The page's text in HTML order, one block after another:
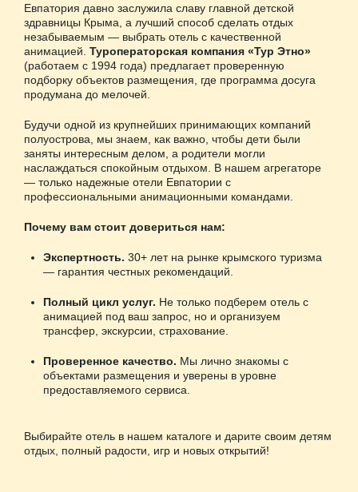
Евпатория давно заслужила славу главной детской
здравницы Крыма, а лучший способ сделать отдых
незабываемым — выбрать отель с качественной
анимацией. Туроператорская компания «Тур Этно»
(работаем с 1994 года) предлагает проверенную
подборку объектов размещения, где программа досуга
продумана до мелочей.
Будучи одной из крупнейших принимающих компаний
полуострова, мы знаем, как важно, чтобы дети были
заняты интересным делом, а родители могли
наслаждаться спокойным отдыхом. В нашем агрегаторе
— только надежные отели Евпатории с
профессиональными анимационными командами.
Почему вам стоит довериться нам:
Экспертность. 30+ лет на рынке крымского туризма
— гарантия честных рекомендаций.
Полный цикл услуг. Не только подберем отель с
анимацией под ваш запрос, но и организуем
трансфер, экскурсии, страхование.
Проверенное качество. Мы лично знакомы с
объектами размещения и уверены в уровне
предоставляемого сервиса.
Выбирайте отель в нашем каталоге и дарите своим детям
отдых, полный радости, игр и новых открытий!